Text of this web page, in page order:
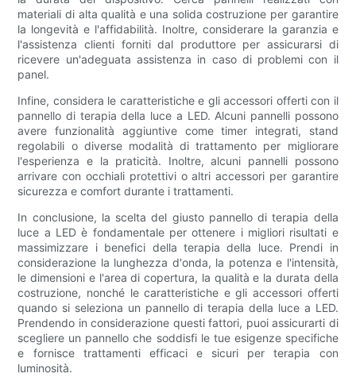
materiali di alta qualità e una solida costruzione per garantire
la longevità e l'affidabilità. Inoltre, considerare la garanzia e
l'assistenza clienti forniti dal produttore per assicurarsi di
ricevere un'adeguata assistenza in caso di problemi con il
panel.
Infine, considera le caratteristiche e gli accessori offerti con il
pannello di terapia della luce a LED. Alcuni pannelli possono
avere funzionalità aggiuntive come timer integrati, stand
regolabili o diverse modalità di trattamento per migliorare
l'esperienza e la praticità. Inoltre, alcuni pannelli possono
arrivare con occhiali protettivi o altri accessori per garantire
sicurezza e comfort durante i trattamenti.
In conclusione, la scelta del giusto pannello di terapia della
luce a LED è fondamentale per ottenere i migliori risultati e
massimizzare i benefici della terapia della luce. Prendi in
considerazione la lunghezza d'onda, la potenza e l'intensità,
le dimensioni e l'area di copertura, la qualità e la durata della
costruzione, nonché le caratteristiche e gli accessori offerti
quando si seleziona un pannello di terapia della luce a LED.
Prendendo in considerazione questi fattori, puoi assicurarti di
scegliere un pannello che soddisfi le tue esigenze specifiche
e fornisce trattamenti efficaci e sicuri per terapia con
luminosità.